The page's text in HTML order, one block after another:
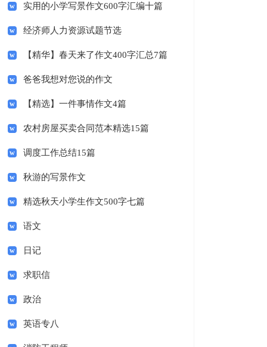
实用的小学写景作文600字汇编十篇
经济师人力资源试题节选
【精华】春天来了作文400字汇总7篇
爸爸我想对您说的作文
【精选】一件事情作文4篇
农村房屋买卖合同范本精选15篇
调度工作总结15篇
秋游的写景作文
精选秋天小学生作文500字七篇
语文
日记
求职信
政治
英语专八